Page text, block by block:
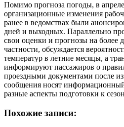
Помимо прогноза погоды, в
организационные изменения
ранее в ведомствах были
дней и выходных. Параллельно
свои оценки и прогнозы на более
частности, обсуждается
температур в летние месяцы, а
информируют пассажиров о
проездными документами после
сообщения носят
разные аспекты подготовки к
Похожие записи: